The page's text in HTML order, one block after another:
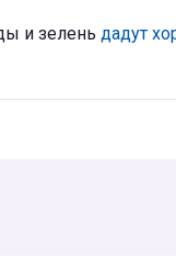
и зелень дадут